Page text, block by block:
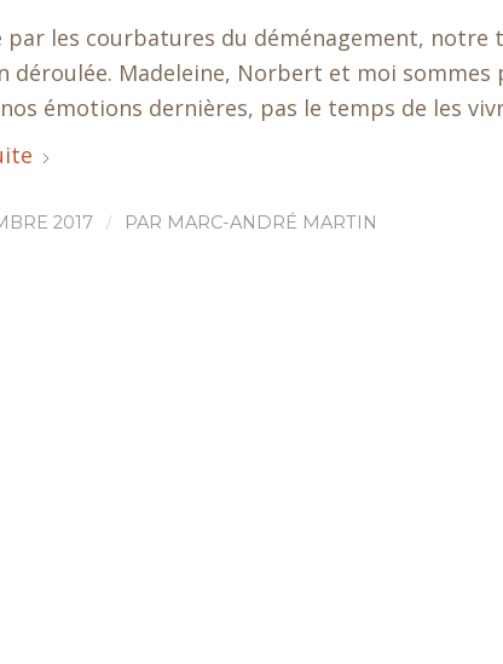
par les courbatures du déménagement, notre
déroulée. Madeleine, Norbert et moi
émotions dernières, pas le temps de les
2017 / PAR MARC-ANDRÉ MARTIN